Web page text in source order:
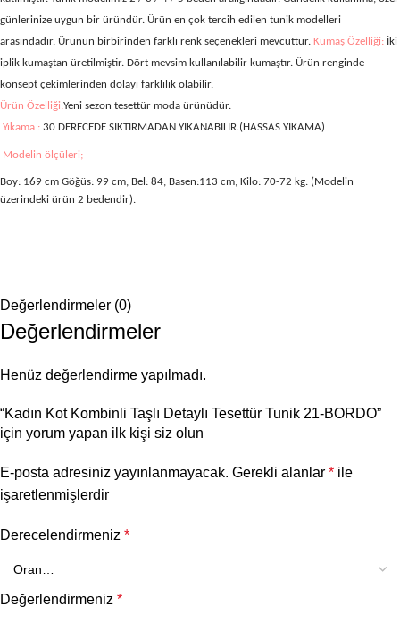
günlerinize uygun bir üründür. Ürün en çok tercih edilen tunik modelleri
arasındadır. Ürünün birbirinden farklı renk seçenekleri mevcuttur. Kumaş Özelliği: İki
iplik kumaştan üretilmiştir. Dört mevsim kullanılabilir kumaştır. Ürün renginde
konsept çekimlerinden dolayı farklılık olabilir.
Ürün Özelliği:Yeni sezon tesettür moda ürünüdür.
Yıkama : 30 DERECEDE SIKTIRMADAN YIKANABİLİR.(HASSAS YIKAMA)
Modelin ölçüleri;
Boy: 169 cm Göğüs: 99 cm, Bel: 84, Basen:113 cm, Kilo: 70-72 kg. (Modelin
üzerindeki ürün 2 bedendir).
Değerlendirmeler (0)
Değerlendirmeler
Henüz değerlendirme yapılmadı.
“Kadın Kot Kombinli Taşlı Detaylı Tesettür Tunik 21-BORDO”
için yorum yapan ilk kişi siz olun
E-posta adresiniz yayınlanmayacak. Gerekli alanlar * ile
işaretlenmişlerdir
Derecelendirmeniz *
Değerlendirmeniz *